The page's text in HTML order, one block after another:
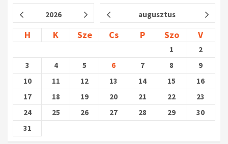
2026 augusztus
H K Sze Cs P Szo V
1
2
3
4 5 6 7 8
9
10
11 12 13 14 15
16
17
18 19 20 21 22
23
24
25 26 27 28 29
30
31